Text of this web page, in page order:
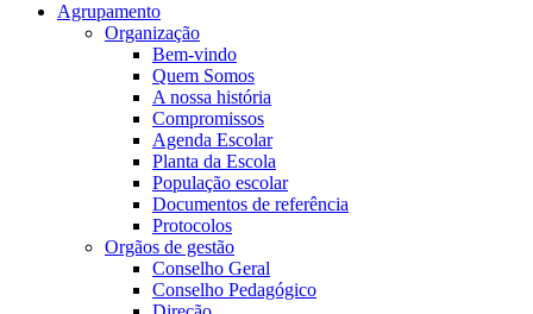
Agrupamento
Organização
Bem-vindo
Quem Somos
A nossa história
Compromissos
Agenda Escolar
Planta da Escola
População escolar
Documentos de referência
Protocolos
Orgãos de gestão
Conselho Geral
Conselho Pedagógico